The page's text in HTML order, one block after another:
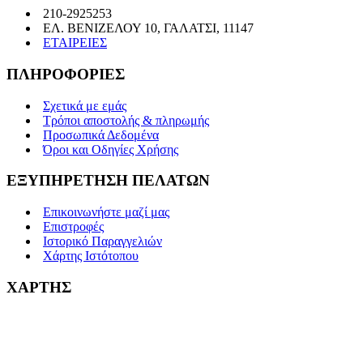
210-2925253
ΕΛ. ΒΕΝΙΖΕΛΟΥ 10, ΓΑΛΑΤΣΙ, 11147
ΕΤΑΙΡΕΙΕΣ
ΠΛΗΡΟΦΟΡΙΕΣ
Σχετικά με εμάς
Τρόποι αποστολής & πληρωμής
Προσωπικά Δεδομένα
Όροι και Οδηγίες Χρήσης
ΕΞΥΠΗΡΕΤΗΣΗ ΠΕΛΑΤΩΝ
Επικοινωνήστε μαζί μας
Επιστροφές
Ιστορικό Παραγγελιών
Χάρτης Ιστότοπου
ΧΑΡΤΗΣ